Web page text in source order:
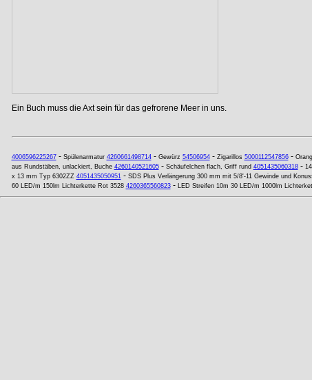
Ein Buch muss die Axt sein für das gefrorene Meer in uns.
4006596225267- Spülenarmatur 4260661498714- Gewürz 54506954- Zigarillos 5000112547856-
aus Rundstäben, unlackiert, Buche 4260140521605- Schäufelchen flach, Griff rund 4051435060318-
x 13 mm Typ 6302ZZ 4051435050951- SDS Plus Verlängerung 300 mm mit 5/8'-11 Gewinde und
60 LED/m 150lm Lichterkette Rot 3528 4260365560823- LED Streifen 10m 30 LED/m 1000lm